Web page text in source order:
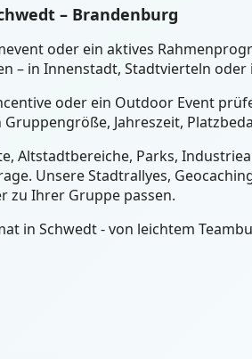
– Brandenburg
oder ein aktives
– in Innenstadt, Stadtvierteln oder
oder ein Outdoor Event
Jahreszeit,
Altstadtbereiche, Parks,
Unsere Stadtrallyes,
zu Ihrer Gruppe passen.
in Schwedt - von leichtem